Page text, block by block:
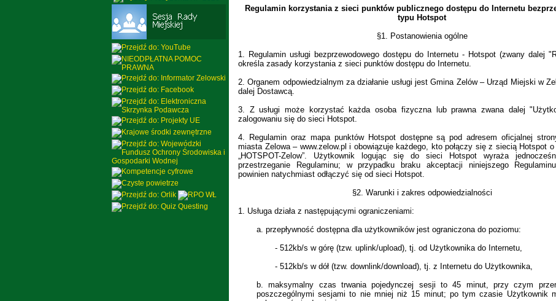
Regulamin korzystania z sieci punktów publicznego dostępu do Internetu
typu Hotspot
§1. Postanowienia ogólne
1.
Regulamin usługi bezprzewodowego dostępu do Internetu - Hotspot (zwany dalej
określa zasady korzystania z sieci punktów dostępu do Internetu.
2. Organem odpowiedzialnym za działanie usługi jest Gmina Zelów – Urząd Miejski w
dalej Dostawcą.
3.
Z usługi może korzystać każda osoba fizyczna lub prawna zwana dalej
zalogowaniu się do sieci Hotspot.
4.
Regulamin oraz mapa punktów Hotspot dostępne są pod adresem oficjalnej
miasta Zelowa – www.zelow.pl i obowiązuje każdego, kto połączy się z siecią Hotspot
„HOTSPOT-Zelow”. Użytkownik logując się do sieci Hotspot wyraża
przestrzeganie Regulaminu; w przypadku braku akceptacji niniejszego
powinien natychmiast odłączyć się od sieci Hotspot.
§2. Warunki i zakres odpowiedzialności
1.
Usługa działa z następującymi ograniczeniami:
a. przepływność dostępna dla użytkowników jest ograniczona do poziomu:
- 512kb/s w górę (tzw. uplink/upload), tj. od Użytkownika do Internetu,
- 512kb/s w dół (tzw. downlink/download), tj. z Internetu do Użytkownika,
b.
maksymalny czas trwania pojedynczej sesji to 45 minut, przy czym
poszczególnymi sesjami to nie mniej niż 15 minut; po tym czasie Użytkownik